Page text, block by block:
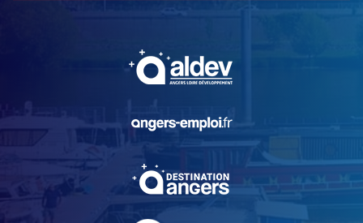
, Ouvre une nouvelle